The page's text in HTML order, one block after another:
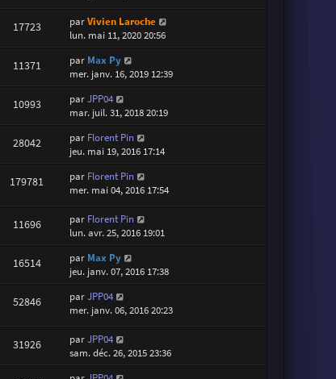
17723 parVivien Laroche
lun. mai 11, 2020 20:56
11371 par Max Py
mer. janv. 16, 2019 12:39
10993 parJPP04
mar. juil. 31, 2018 20:19
28042 par Florent Pin
jeu. mai 19, 2016 17:14
179781 par Florent Pin
mer. mai 04, 2016 17:54
11696 par Florent Pin
lun. avr. 25, 2016 19:01
16514 par Max Py
jeu. janv. 07, 2016 17:38
52846 parJPP04
mer. janv. 06, 2016 20:23
31926 parJPP04
sam. déc. 26, 2015 23:36